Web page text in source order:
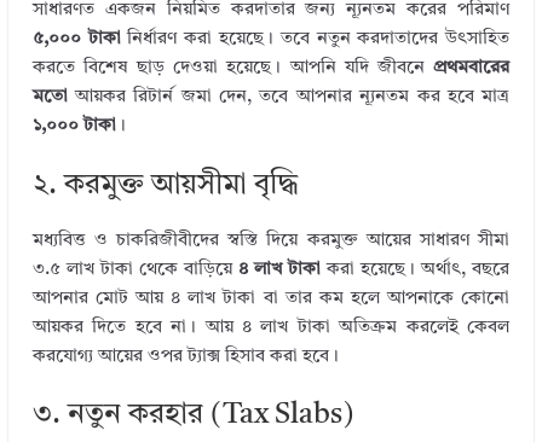
সাধারণত একজন নিয়মিত করদাতার জন্য ন্যূনতম করের পরিমাণ
৫,০০০ টাকানির্ধারণ করা হয়েছে। তবে নতুন করদাতাদের উৎসাহিত
করতে বিশেষ ছাড় দেওয়া হয়েছে। আপনি যদি জীবনেপ্রথমবারের
মতোআয়কর রিটার্ন জমা দেন, তবে আপনার ন্যূনতম কর হবে মাত্র
১,০০০ টাকা।
২. করমুক্ত আয়সীমা বৃদ্ধি
মধ্যবিত্ত ও চাকরিজীবীদের স্বস্তি দিয়ে করমুক্ত আয়ের সাধারণ সীমা
৩.৫ লাখ টাকা থেকে বাড়িয়ে ৪ লাখ টাকা করা হয়েছে। অর্থাৎ, বছরে
আপনার মোট আয় ৪ লাখ টাকা বা তার কম হলে আপনাকে কোনো
আয়কর দিতে হবে না। আয় ৪ লাখ টাকা অতিক্রম করলেই কেবল
করযোগ্য আয়ের ওপর ট্যাক্স হিসাব করা হবে।
৩. নতুন করহার (Tax Slabs)